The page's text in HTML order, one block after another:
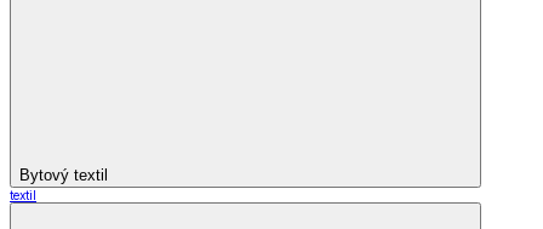
Bytový textil
textil